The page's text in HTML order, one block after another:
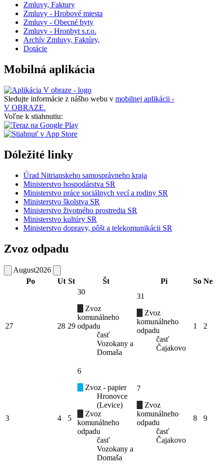
Zmluvy, Faktury
Zmluvy - Hrobové miesta
Zmluvy - Obecné byty
Zmluvy - Hronbyt s.r.o.
Archív Zmluvy, Faktúry,
Dotácie
Mobilná aplikácia
Sledujte informácie z nášho webu v mobilnej aplikácii -
V OBRAZE.
Voľne k stiahnutiu:
Dóležité linky
Úrad Nitrianskeho samosprávneho kraja
Ministerstvo hospodárstva SR
Ministerstvo práce sociálnych vecí a rodiny SR
Ministerstvo školstva SR
Ministerstvo životného prostredia SR
Ministerstvo kultúry SR
Ministerstvo dopravy, pôšt a telekomunikácii SR
Zvoz odpadu
August2026
Po
Ut St Št Pi So Ne
27 28 29
30
Zvoz
komunálneho
odpadu
časť
Vozokany a
Domaša
31
Zvoz
komunálneho
odpadu
časť
Čajakovo
1 2
3 4 5
6
Zvoz - papier
Hronovce
(Levice)
Zvoz
komunálneho
odpadu
časť
Vozokany a
Domaša
7
Zvoz
komunálneho
odpadu
časť
Čajakovo
8 9